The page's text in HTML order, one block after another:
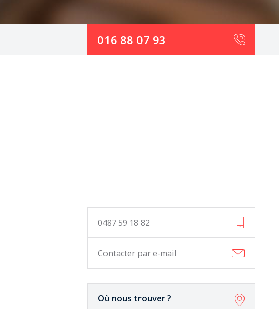
016 88 07 93
0487 59 18 82
Contacter par e-mail
Où nous trouver ?